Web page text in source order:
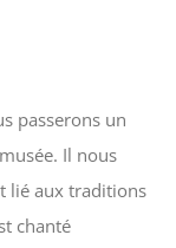
passerons un
Il nous
lié aux traditions
chanté